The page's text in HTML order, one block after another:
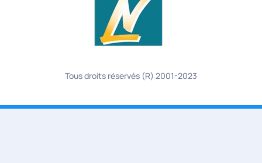
Tous droits réservés (R) 2001-2023